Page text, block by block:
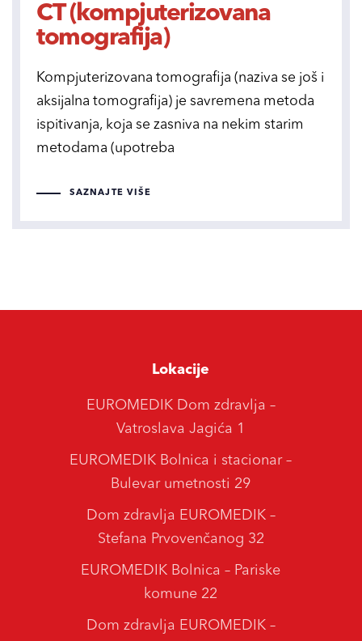
CT (kompjuterizovana
tomografija)
Kompjuterizovana tomografija (naziva se još i
aksijalna tomografija) je savremena metoda
ispitivanja, koja se zasniva na nekim starim
metodama (upotreba
SAZNAJTE VIŠE
Lokacije
EUROMEDIK Dom zdravlja –
Vatroslava Jagića 1
EUROMEDIK Bolnica i stacionar –
Bulevar umetnosti 29
Dom zdravlja EUROMEDIK –
Stefana Prvovenčanog 32
EUROMEDIK Bolnica – Pariske
komune 22
Dom zdravlja EUROMEDIK –